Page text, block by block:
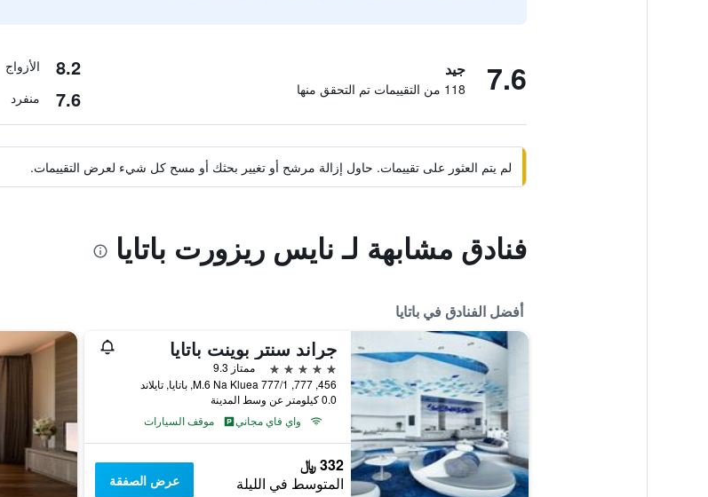
7.6 جيد
118 من التقييمات تم التحقق منها
8.2 الأزواج
7.6 منفرد
لم يتم العثور على تقييمات. حاول إزالة مرشح أو تغيير بحثك أو مسح كل شيء لعرض التقييمات.
فنادق مشابهة لـ نايس ريزورت باتايا
أفضل الفنادق في باتايا
جراند سنتر بوينت باتايا
5 نجوم
ممتاز 9.3
456, 777, 777/1 M.6 Na Kluea, باتايا, تايلاند
0.0 كيلومتر عن وسط المدينة
واي فاي مجاني
موقف السيارات
332 ﷼
المتوسط في الليلة عرض الصفقة